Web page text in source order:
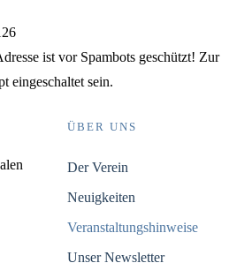
ist vor Spambots geschützt! Zur
eingeschaltet sein.
ÜBER UNS
Der Verein
Neuigkeiten
Veranstaltungshinweise
Unser Newsletter